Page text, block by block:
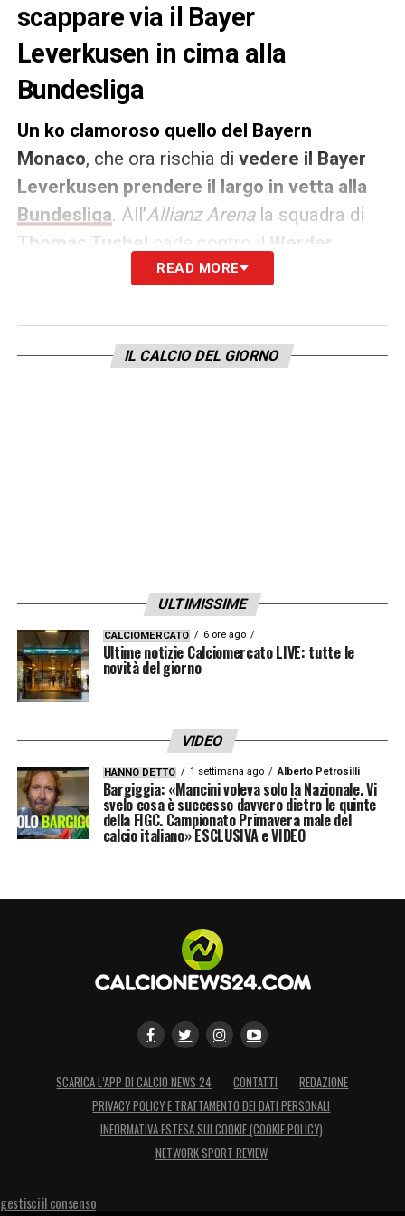
scappare via il Bayer
Leverkusen in cima alla
Bundesliga
Un ko clamoroso quello del Bayern
Monaco, che ora rischia di vedere il Bayer
Leverkusen prendere il largo in vetta alla
Bundesliga. All’Allianz Arenala squadra di
Thomas Tuchel cade contro il Werder
Werderaner basta una rete di
Ora la classifica comincia a preoccupare: le
di Xabi Alonso sono a 48 punti, +7
sia l’anno della detronizzazione per il
Bayern?
LA PLAYLIST DELLE NOSTRE TOP NEWS
READ MORE
IL CALCIO DEL GIORNO
ULTIMISSIME
CALCIOMERCATO 6 ore ago
Ultime notizie Calciomercato LIVE: tutte le
novità del giorno
VIDEO
HANNO DETTO 1 settimana ago Alberto Petrosilli
Bargiggia: «Mancini voleva solo la Nazionale. Vi
svelo cosa è successo davvero dietro le quinte
della FIGC. Campionato Primavera male del
calcio italiano» ESCLUSIVA e VIDEO
SCARICA L’APP DI CALCIO NEWS 24 CONTATTI
REDAZIONE
PRIVACY POLICY E TRATTAMENTO DEI DATI PERSONALI
INFORMATIVA ESTESA SUI COOKIE (COOKIE POLICY)
NETWORK SPORT REVIEW
gestisci il consenso